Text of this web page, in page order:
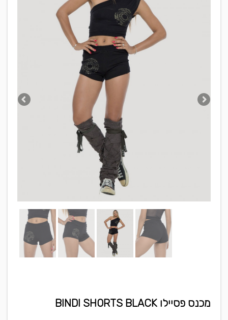
מכנס פסיילו BINDI SHORTS BLACK